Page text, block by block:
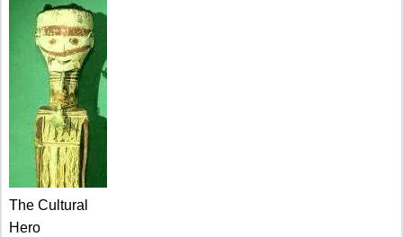
The Cultural
Hero